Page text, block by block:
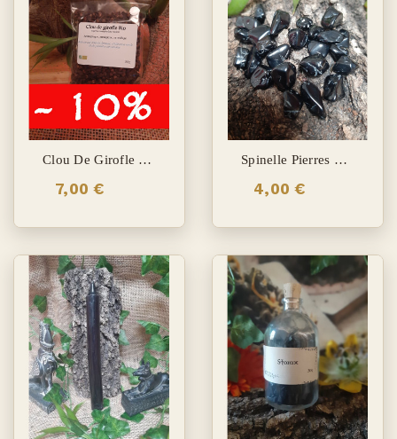
Clou De Girofle Bio
7,00 €
Spinelle Pierres Roulées
4,00 €